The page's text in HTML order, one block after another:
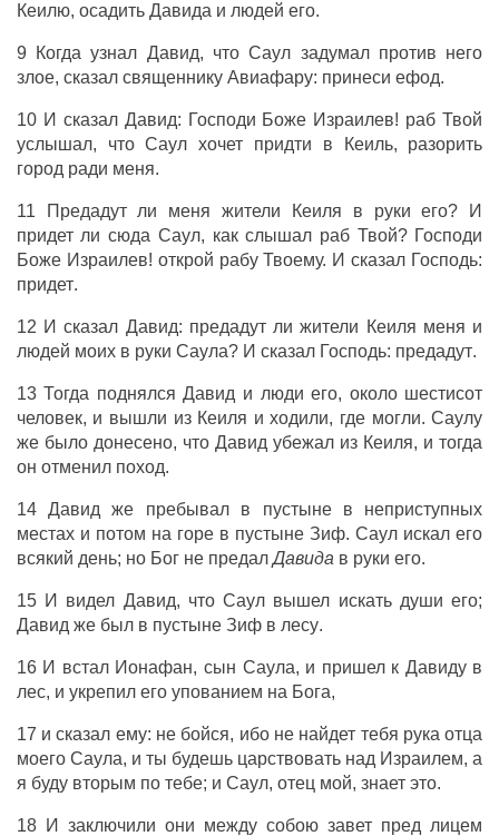
Кеилю, осадить Давида и людей его.
9 Когдаузнал Давид, чтоСаул задумалпротив него
злое, сказал священнику Авиафару: принеси ефод.
10 И сказал Давид: Господи Боже Израилев! раб Твой
услышал, чтоСаул хочет придти в Кеиль, разорить
город ради меня.
11 Предадутли меняжители Кеиля в руки его? И
придетли сюда Саул, какслышал рабТвой? Господи
Боже Израилев! открой рабуТвоему. Исказал Господь:
придет.
12 Исказал Давид: предадутлижители Кеиля меня и
людей моих в руки Саула? И сказал Господь: предадут.
13 Тогда поднялся Давид и люди его, около шестисот
человек, и вышли из Кеиля иходили, где могли.Саулу
же было донесено, что Давид убежал из Кеиля, и тогда
он отменил поход.
14Давид же пребывалв пустынев неприступных
местахи потом на горев пустыне Зиф.Саул искал его
всякий день; но Богне предал Давида в руки его.
15 И видел Давид, чтоСаул вышел искать души его;
Давид же был в пустыне Зифв лесу.
16 И встал Ионафан, сын Саула, и пришелк Давидув
лес, и укрепилего упованием на Бога,
17 исказал ему: не бойся, ибо не найдет тебя рука отца
моего Саула, и ты будешь царствовать над Израилем, а
я буду вторым по тебе; и Саул, отец мой, знаетэто.
18 И заключили они между собоюзавет пред лицем